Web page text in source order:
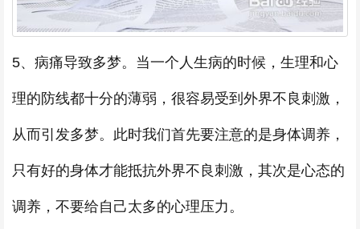
5、病痛导致多梦。当一个人生病的时候，生理和心
理的防线都十分的薄弱，很容易受到外界不良刺激，
从而引发多梦。此时我们首先要注意的是身体调养，
只有好的身体才能抵抗外界不良刺激，其次是心态的
调养，不要给自己太多的心理压力。